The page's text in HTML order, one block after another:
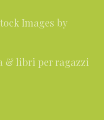
Images by
& libri per ragazzi